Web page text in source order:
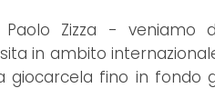
Zizza - veniamo
in ambito
fino in fondo